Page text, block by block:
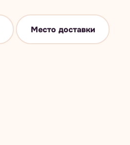
Место доставки